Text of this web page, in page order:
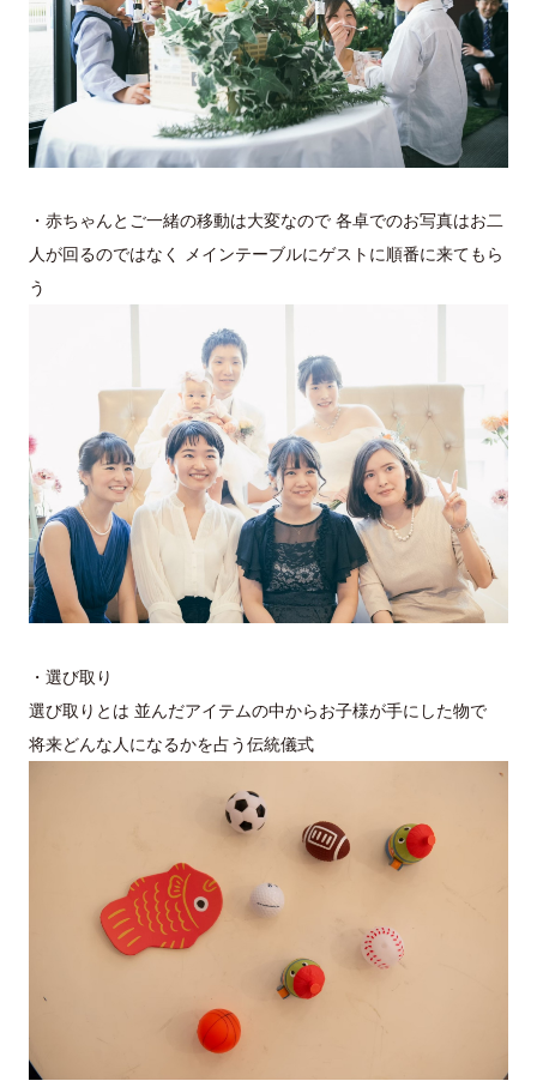
・赤ちゃんとご一緒の移動は大変なので 各卓でのお写真はお二
人が回るのではなく メインテーブルにゲストに順番に来てもら
う
・選び取り
選び取りとは 並んだアイテムの中からお子様が手にした物で
将来どんな人になるかを占う伝統儀式